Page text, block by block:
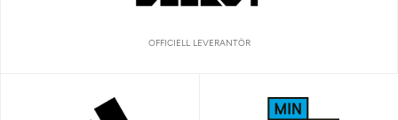
OFFICIELL LEVERANTÖR